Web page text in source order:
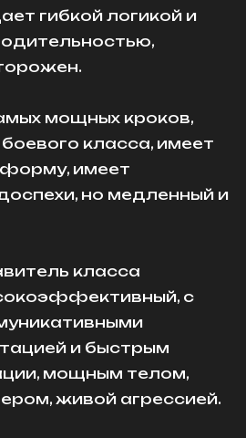
гибкой логикой и
мощных кроков,
класса, имеет
имеет
но медленный и
класса
с
и быстрым
мощным телом,
живой агрессией.